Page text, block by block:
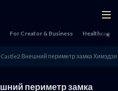
For Creator & Business Healthcare
Внешний периметр замка Химэдзи
периметр замка